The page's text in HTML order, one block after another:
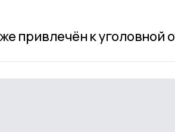
привлечён к уголовной